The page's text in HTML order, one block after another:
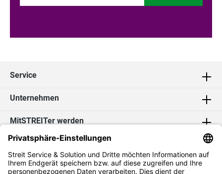
Service
Unternehmen
MitSTREITer werden
Kontakt
Social Media